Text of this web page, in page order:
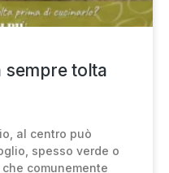
sempre tolta
al centro può
spesso verde o
comunemente